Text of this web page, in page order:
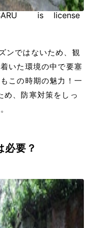
is license
ではないため、観
いた環境の中で要塞
この時期の魅力！一
、防寒対策をしっ
必要？